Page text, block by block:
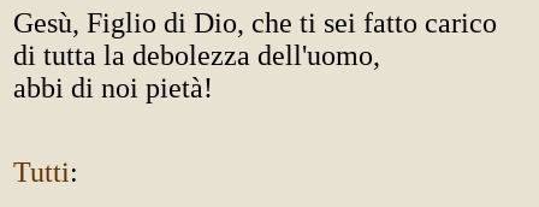
Gesù, Figlio di Dio, che ti sei fatto carico
di tutta la debolezza dell'uomo,
abbi di noi pietà!
Tutti: